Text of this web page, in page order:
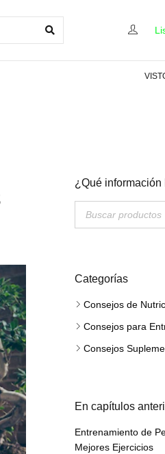
¿Qué información
Categorías
Consejos de
Consejos para
Consejos
En capítulos
Entrenamiento de
Mejores Ejercicios